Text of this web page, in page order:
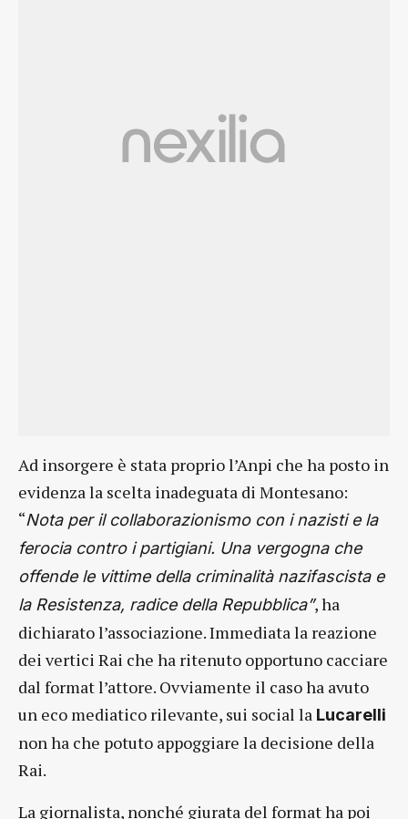
Ad insorgere è stata proprio l’Anpi che ha posto in
evidenza la scelta inadeguata di Montesano:
“Nota per il collaborazionismo con i nazisti e la
ferocia contro i partigiani. Una vergogna che
offende le vittime della criminalità nazifascista e
la Resistenza, radice della Repubblica”, ha
dichiarato l’associazione. Immediata la reazione
dei vertici Rai che ha ritenuto opportuno cacciare
dal format l’attore. Ovviamente il caso ha avuto
un eco mediatico rilevante, sui social la Lucarelli
non ha che potuto appoggiare la decisione della
Rai.
La giornalista, nonché giurata del format ha poi